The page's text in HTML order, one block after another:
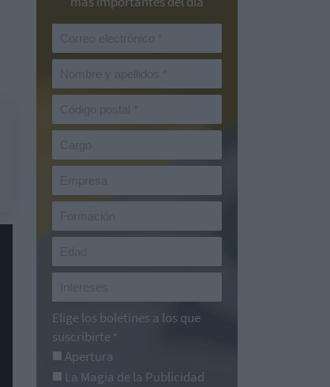
Elige los boletines a los que
suscribirte *
Apertura
La Magia de la Publicidad